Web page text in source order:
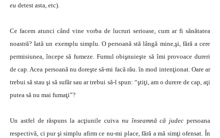
eu detest asta, etc).
Ce facem atunci când vine vorba de lucruri serioase, cum ar fi sănătatea
noastră? Iată un exemplu simplu. O persoană stă lângă mine,şi, fără a cere
permisiunea, începe să fumeze. Fumul obişnuieşte să îmi provoace dureri
de cap. Acea persoană nu doreşte să-mi facă rău. în mod intenţionat. Oare ar
trebui să stau şi să sufăr sau ar trebui să-l spun: “ştiţi, am o durere de cap, aţi
putea să nu mai fumaţi”?
Un astfel de răspuns la acţiunile cuiva nu înseamnă că judec persoana
respectivă, ci pur şi simplu afirm ce nu-mi place, fără a mă simţi ofensat. În